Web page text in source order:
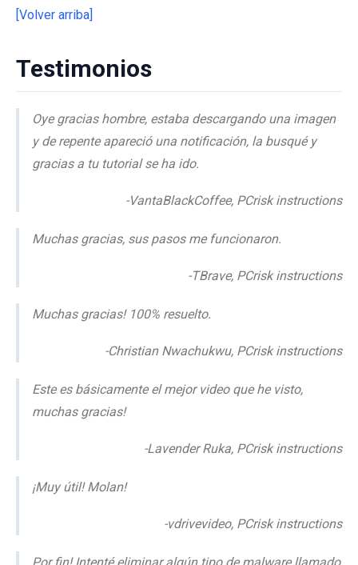
[Volver arriba]
Testimonios
Oye gracias hombre, estaba descargando una imagen
y de repente apareció una notificación, la busqué y
gracias a tu tutorial se ha ido.
-VantaBlackCoffee, PCrisk instructions
Muchas gracias, sus pasos me funcionaron.
-TBrave, PCrisk instructions
Muchas gracias! 100% resuelto.
-Christian Nwachukwu, PCrisk instructions
Este es básicamente el mejor video que he visto,
muchas gracias!
-Lavender Ruka, PCrisk instructions
¡Muy útil! Molan!
-vdrivevideo, PCrisk instructions